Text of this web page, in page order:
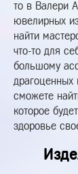
то в Валери
ювелирных
найти
что-то для
большому
сможете
которое
здоровье